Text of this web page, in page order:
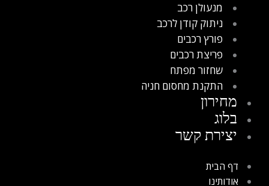
מנעולן רכב
ניתוק קודן לרכב
פורץ רכבים
פריצת רכבים
שחזור מפתח
התקנת מחסום חניה
מחירון
בלוג
יצירת קשר
דף הבית
אודותינו